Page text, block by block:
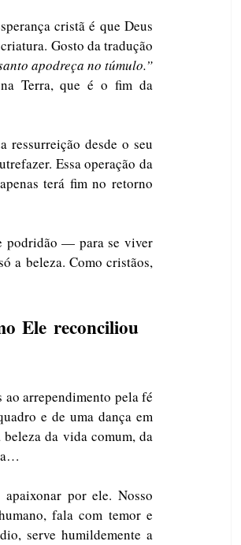
cristã é que Deus
Gosto da tradução
Terra, que é o fim da
ressurreição desde o seu
Essa operação da
terá fim no retorno
podridão — para se viver
a beleza. Como cristãos,
Ele reconciliou
ao arrependimento pela fé
e de uma dança em
da vida comum, da
por ele. Nosso
fala com temor e
serve humildemente a